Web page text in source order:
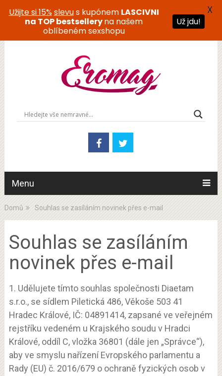
Menu
Domů Souhlas se zasíláním novinek přes e-mail
Souhlas se zasíláním
novinek přes e-mail
1. Udělujete tímto souhlas společnosti Diaetam
s.r.o., se sídlem Piletická 486, Věkoše 503 41
Hradec Králové, IČ: 04891414, zapsané ve veřejném
rejstříku vedeném u Krajského soudu v Hradci
Králové, oddíl C, vložka 36801 (dále jen „Správce“),
aby ve smyslu nařízení Evropského parlamentu a
Rady (EU) č. 2016/679 o ochraně fyzických osob v
Užijte si 15%slevus kupónem LASCIVNI
na TOP bestselleryna našem
oblíbeném sexshopu
Už jdu!
X